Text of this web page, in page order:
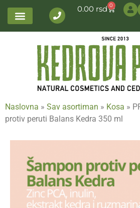
0.00 rsd 0
Naslovna » Sav asortiman » Kosa »
protiv peruti Balans Kedra 350 ml